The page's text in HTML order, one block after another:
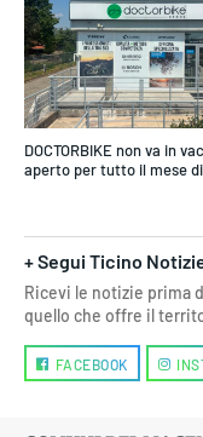
DOCTORBIKE non va in
aperto per tutto il mese
+ Segui Ticino
Ricevi le notizie prima
quello che offre il
FACEBOOK